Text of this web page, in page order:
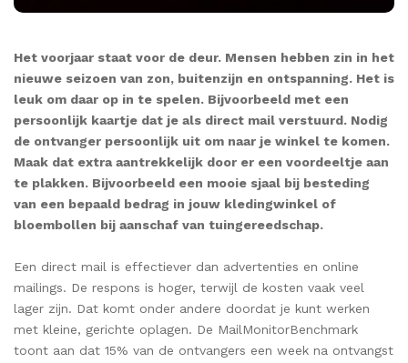
Het voorjaar staat voor de deur. Mensen hebben zin in het
nieuwe seizoen van zon, buitenzijn en ontspanning. Het is
leuk om daar op in te spelen. Bijvoorbeeld met een
persoonlijk kaartje dat je als direct mail verstuurd. Nodig
de ontvanger persoonlijk uit om naar je winkel te komen.
Maak dat extra aantrekkelijk door er een voordeeltje aan
te plakken. Bijvoorbeeld een mooie sjaal bij besteding
van een bepaald bedrag in jouw kledingwinkel of
bloembollen bij aanschaf van tuingereedschap.
Een direct mail is effectiever dan advertenties en online
mailings. De respons is hoger, terwijl de kosten vaak veel
lager zijn. Dat komt onder andere doordat je kunt werken
met kleine, gerichte oplagen. De MailMonitorBenchmark
toont aan dat 15% van de ontvangers een week na ontvangst